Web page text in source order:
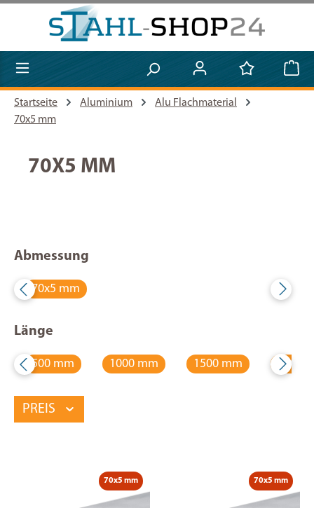
Zum Hauptinhalt springen
Startseite Aluminium
Alu Flachmaterial
70x5 mm
70X5 MM
Abmessung
70x5 mm
Länge
500 mm 1000 mm 1500 mm 2000
PREIS
70x5 mm 70x5 mm